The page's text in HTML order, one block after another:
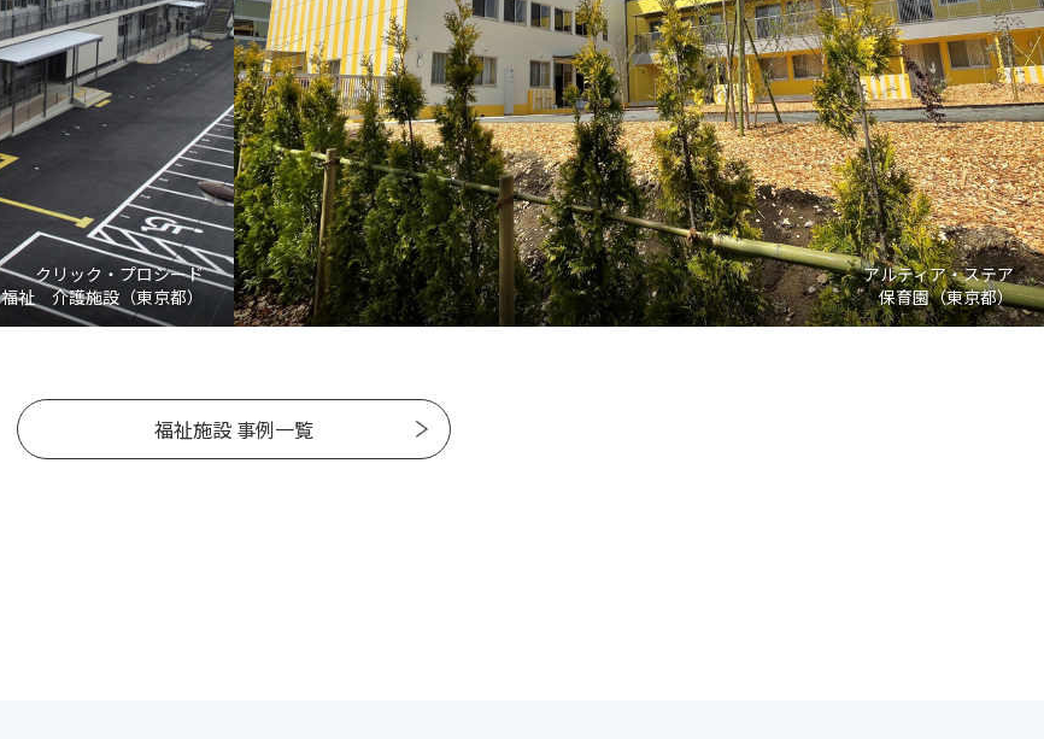
クリック・プロシード
福祉 介護施設（東京都）
アルティア・ステア
保育園（東京都）
福祉施設 事例一覧